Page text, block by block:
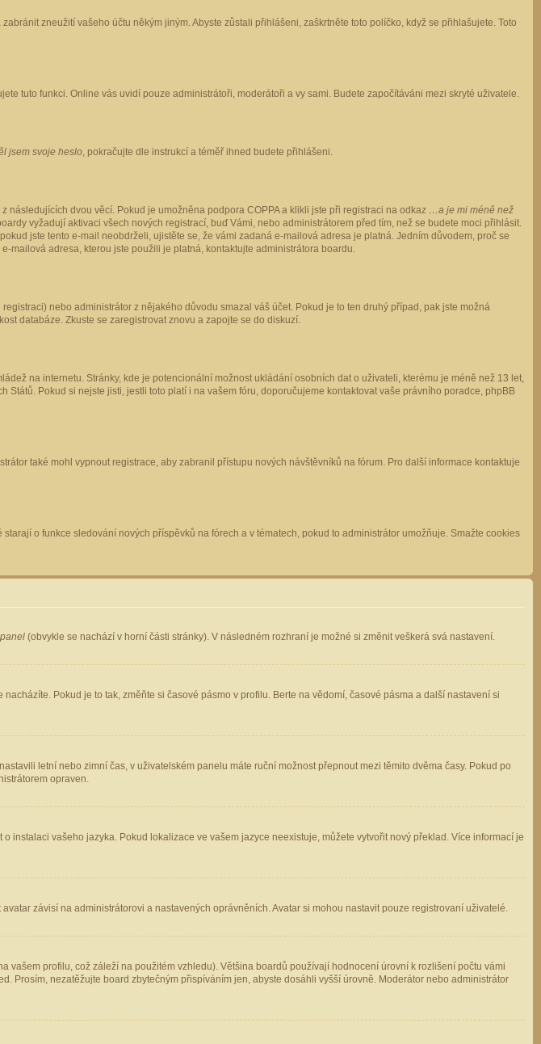
zneužití vašeho účtu někým jiným. Abyste zůstali přihlášeni, zaškrtněte toto políčko, když se přihlašujete. Toto
tuto funkci. Online vás uvidí pouze administrátoři, moderátoři a vy sami. Budete započítáváni mezi skryté uživatele.
jsem svoje heslo, pokračujte dle instrukcí a téměř ihned budete přihlášeni.
dvou věcí. Pokud je umožněna podpora COPPA a klikli jste při registraci na odkaz …a je mi méně než
vyžadují aktivaci všech nových registrací, buď Vámi, nebo administrátorem před tím, než se budete moci přihlásit.
jste tento e-mail neobdrželi, ujistěte se, že vámi zadaná e-mailová adresa je platná. Jedním důvodem, proč se
mailová adresa, kterou jste použili je platná, kontaktujte administrátora boardu.
nebo administrátor z nějakého důvodu smazal váš účet. Pokud je to ten druhý případ, pak jste možná
databáze. Zkuste se zaregistrovat znovu a zapojte se do diskuzí.
na internetu. Stránky, kde je potencionální možnost ukládání osobních dat o uživateli, kterému je méně než 13 let,
Pokud si nejste jisti, jestli toto platí i na vašem fóru, doporučujeme kontaktovat vaše právního poradce, phpBB
také mohl vypnout registrace, aby zabranil přístupu nových návštěvníků na fórum. Pro další informace kontaktuje
o funkce sledování nových příspěvků na fórech a v tématech, pokud to administrátor umožňuje. Smažte cookies
(obvykle se nachází v horní části stránky). V následném rozhraní je možné si změnit veškerá svá nastavení.
Pokud je to tak, změňte si časové pásmo v profilu. Berte na vědomí, časové pásma a další nastavení si
letní nebo zimní čas, v uživatelském panelu máte ruční možnost přepnout mezi těmito dvěma časy. Pokud po
opraven.
vašeho jazyka. Pokud lokalizace ve vašem jazyce neexistuje, můžete vytvořit nový překlad. Více informací je
závisí na administrátorovi a nastavených oprávněních. Avatar si mohou nastavit pouze registrovaní uživatelé.
profilu, což záleží na použitém vzhledu). Většina boardů používají hodnocení úrovní k rozlišení počtu vámi
Prosím, nezatěžujte board zbytečným přispíváním jen, abyste dosáhli vyšší úrovně. Moderátor nebo administrátor